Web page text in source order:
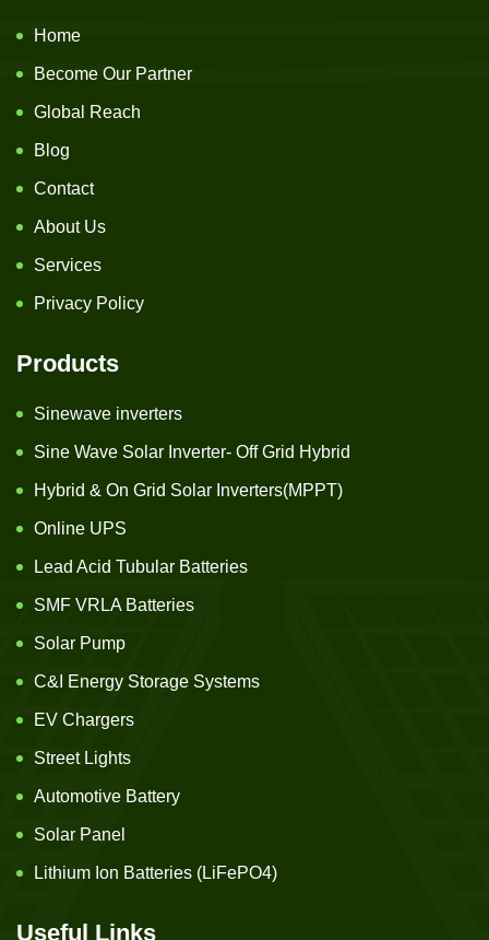
Home
Become Our Partner
Global Reach
Blog
Contact
About Us
Services
Privacy Policy
Products
Sinewave inverters
Sine Wave Solar Inverter- Off Grid Hybrid
Hybrid & On Grid Solar Inverters(MPPT)
Online UPS
Lead Acid Tubular Batteries
SMF VRLA Batteries
Solar Pump
C&I Energy Storage Systems
EV Chargers
Street Lights
Automotive Battery
Solar Panel
Lithium Ion Batteries (LiFePO4)
Useful Links